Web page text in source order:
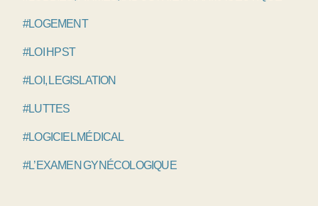
#LOGEMENT
#LOI HPST
#LOI, LEGISLATION
#LUTTES
#LOGICIEL MÉDICAL
#L’EXAMEN GYNÉCOLOGIQUE